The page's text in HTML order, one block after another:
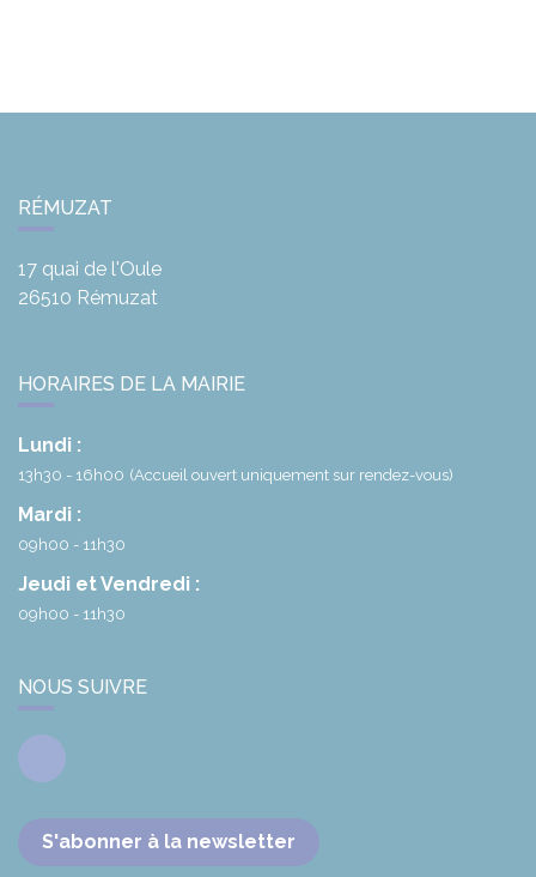
RÉMUZAT
17 quai de l'Oule
26510 Rémuzat
HORAIRES DE LA MAIRIE
Lundi :
13h30 - 16h00 (Accueil ouvert uniquement sur rendez-vous)
Mardi :
09h00 - 11h30
Jeudi et Vendredi :
09h00 - 11h30
NOUS SUIVRE
Facebook
S'abonner à la newsletter